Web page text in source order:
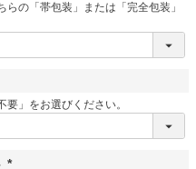
の「帯包装」または「完全包装」
」をお選びください。